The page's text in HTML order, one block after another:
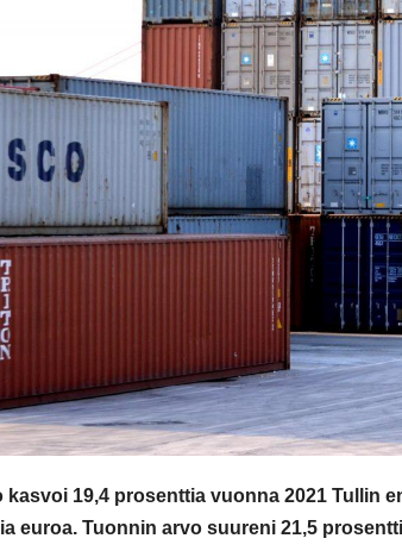
19,4 prosenttia vuonna 2021 Tullin
euroa. Tuonnin arvo suureni 21,5